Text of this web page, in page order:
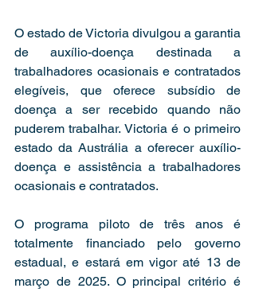
O estado de Victoria divulgou a garantia
de auxílio-doença destinada a
trabalhadores ocasionais e contratados
elegíveis, que oferece subsídio de
doença a ser recebido quando não
puderem trabalhar. Victoria é o primeiro
estado da Austrália a oferecer auxílio-
doença e assistência a trabalhadores
ocasionais e contratados.
O programa piloto de três anos é
totalmente financiado pelo governo
estadual, e estará em vigor até 13 de
março de 2025. O principal critério é